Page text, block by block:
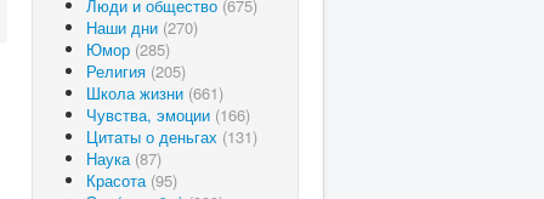
Люди и общество (675)
Наши дни (270)
Юмор (285)
Религия (205)
Школа жизни (661)
Чувства, эмоции (166)
Цитаты о деньгах (131)
Наука (87)
Красота (95)